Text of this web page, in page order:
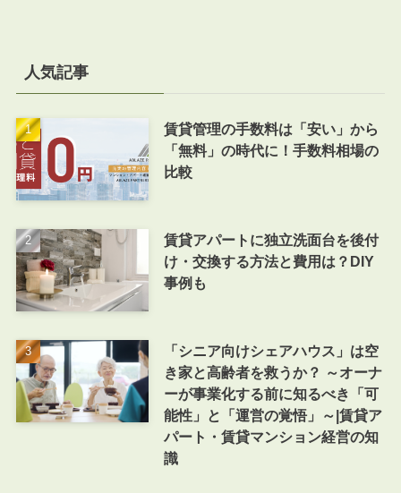
人気記事
賃貸管理の手数料は「安い」から
「無料」の時代に！手数料相場の
比較
賃貸アパートに独立洗面台を後付
け・交換する方法と費用は？DIY
事例も
「シニア向けシェアハウス」は空
き家と高齢者を救うか？ ～オーナ
ーが事業化する前に知るべき「可
能性」と「運営の覚悟」～|賃貸ア
パート・賃貸マンション経営の知
識